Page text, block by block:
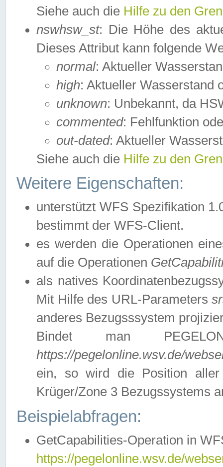
Siehe auch die Hilfe zu den
nswhsw_st: Die Höhe des
Dieses Attribut kann folgende
normal: Aktueller
high: Aktueller Wasserstand
unknown: Unbekannt, da
commented: Fehlfunktion
out-dated: Aktueller
Siehe auch die Hilfe zu den
Weitere Eigenschaften:
unterstützt WFS Spezifikation
bestimmt der WFS-Client.
es werden die Operationen
auf die Operationen
als natives
Mit Hilfe des URL-Parameters
anderes Bezugsssystem
Bindet man
https://pegelonline.wsv.de/
ein, so wird die Position
Krüger/Zone 3 Bezugssystems
Beispielabfragen:
GetCapabilities-Operation in
https://pegelonline.wsv.de/